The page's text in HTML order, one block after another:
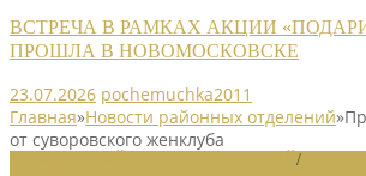
ВСТРЕЧА В РАМКАХ АКЦИИ
ПРОШЛА В НОВОМОСКОВСКЕ
23.07.2026 pochemuchka2011
Главная»Новости районных отделений»
от суворовского женклуба
/